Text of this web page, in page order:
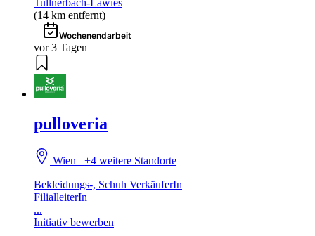
Tullnerbach-Lawies
(14 km entfernt)
Wochenendarbeit
vor 3 Tagen
pulloveria
Wien+4 weitere Standorte
Bekleidungs-, Schuh VerkäuferIn
FilialleiterIn
...
Initiativ bewerben